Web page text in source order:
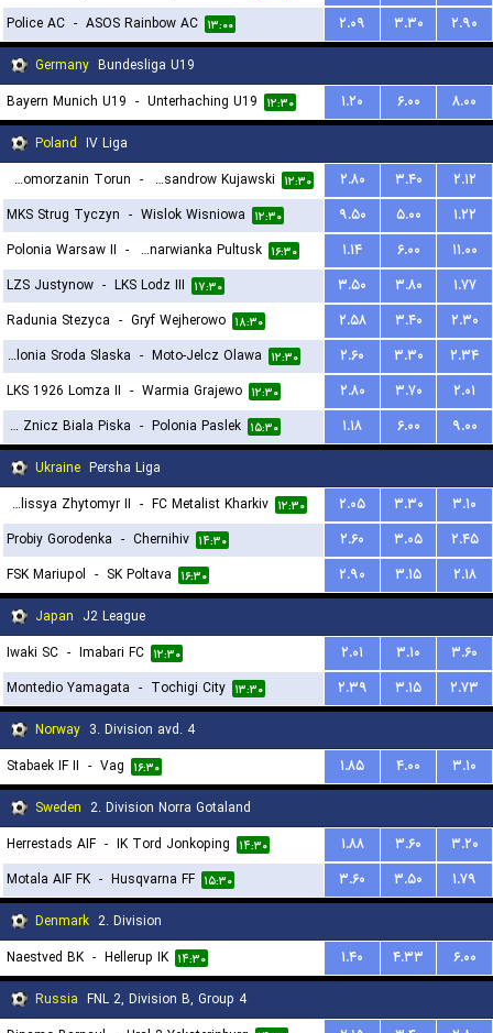
Police AC - ASOS Rainbow AC ۱۳:۰۰ ۲.۰۹ ۳.۳۰
۲.۹۰
Germany Bundesliga U19
Bayern Munich U19 - Unterhaching U19 ۱۲:۳۰ ۱.۲۰ ۶.۰۰
۸.۰۰
Poland IV Liga
KS Pomorzanin Torun
- Orleta Aleksandrow Kujawski ۱۲:۳۰ ۲.۸۰ ۳.۴۰
۲.۱۲
MKS Strug Tyczyn - Wislok Wisniowa ۱۲:۳۰ ۹.۵۰ ۵.۰۰
۱.۲۲
Polonia Warsaw II - Nadnarwianka Pultusk ۱۶:۳۰ ۱.۱۴ ۶.۰۰
۱۱.۰۰
LZS Justynow - LKS Lodz III ۱۷:۳۰ ۳.۵۰ ۳.۸۰
۱.۷۷
Radunia Stezyca - Gryf Wejherowo ۱۸:۳۰ ۲.۵۸ ۳.۴۰
۲.۳۰
Polonia Sroda Slaska
- Moto-Jelcz Olawa ۱۲:۳۰ ۲.۶۰ ۳.۳۰
۲.۳۴
LKS 1926 Lomza II - Warmia Grajewo ۱۲:۳۰ ۲.۸۰ ۳.۷۰
۲.۰۱
Mlks Znicz Biala Piska
- Polonia Paslek ۱۵:۳۰ ۱.۱۸ ۶.۰۰
۹.۰۰
Ukraine Persha Liga
Polissya Zhytomyr II
- FC Metalist Kharkiv ۱۲:۳۰ ۲.۰۵ ۳.۳۰
۳.۱۰
Probiy Gorodenka - Chernihiv ۱۴:۳۰ ۲.۶۰ ۳.۰۵
۲.۴۵
FSK Mariupol - SK Poltava ۱۶:۳۰ ۲.۹۰ ۳.۱۵
۲.۱۸
Japan J2 League
Iwaki SC - Imabari FC ۱۲:۳۰ ۲.۰۱ ۳.۱۰
۳.۶۰
Montedio Yamagata - Tochigi City ۱۳:۳۰ ۲.۳۹ ۳.۱۵
۲.۷۳
Norway 3. Division avd. 4
Stabaek IF II - Vag ۱۶:۳۰ ۱.۸۵ ۴.۰۰
۳.۱۰
Sweden 2. Division Norra Gotaland
Herrestads AIF - IK Tord Jonkoping ۱۴:۳۰ ۱.۸۸ ۳.۶۰
۳.۲۰
Motala AIF FK - Husqvarna FF ۱۵:۳۰ ۳.۶۰ ۳.۵۰
۱.۷۹
Denmark 2. Division
Naestved BK - Hellerup IK ۱۴:۳۰ ۱.۴۰ ۴.۳۳
۶.۰۰
Russia FNL 2, Division B, Group 4